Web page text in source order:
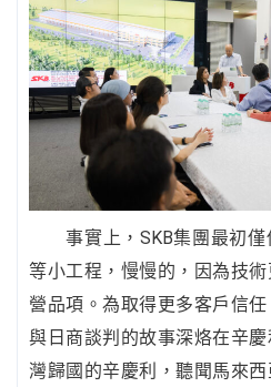
事實上，SKB集團最初僅
等小工程，慢慢的，因為技
營品項。為取得更多客戶信
與日商談判的故事深烙在辛
灣歸國的辛慶利，聽聞馬來